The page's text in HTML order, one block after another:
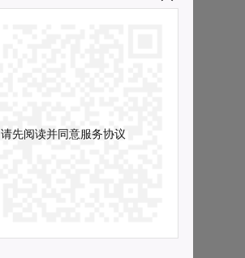
请先阅读并同意服务协议